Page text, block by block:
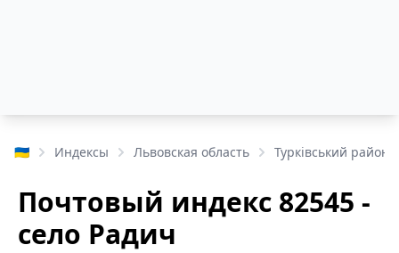
🇺🇦 Индексы Львовская область Турківський район
Почтовый индекс 82545 -
село Радич